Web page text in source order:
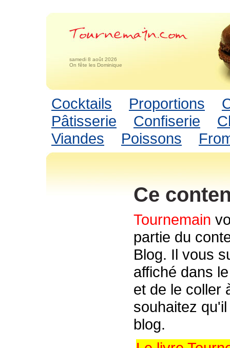
samedi 8 août 2026
On fête les Dominique
Cocktails Proportions
Pâtisserie
Confiserie
Viandes
Poissons
Ce
Tournemain
partie du
Blog. Il vous
affiché dans
et de le coller
souhaitez
blog.